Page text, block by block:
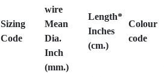
Sizing
Code
wire
Mean
Dia.
Inch
(mm.)
Length*
Inches
(cm.)
Colour
code